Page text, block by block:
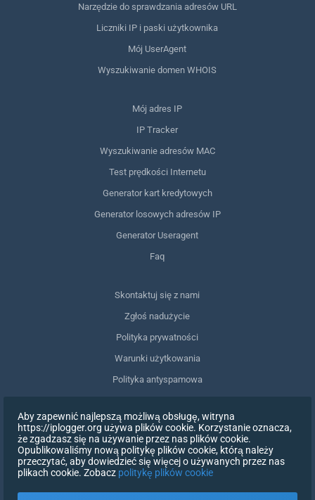
Narzędzie do sprawdzania adresów URL
Liczniki IP i paski użytkownika
Mój UserAgent
Wyszukiwanie domen WHOIS
Mój adres IP
IP Tracker
Wyszukiwanie adresów MAC
Test prędkości Internetu
Generator kart kredytowych
Generator losowych adresów IP
Generator Useragent
Faq
Skontaktuj się z nami
Zgłoś nadużycie
Polityka prywatności
Warunki użytkowania
Polityka antyspamowa
Usuń moje dane
Wycofanie zgody
Aby zapewnić najlepszą możliwą obsługę, witryna
https://iplogger.org używa plików cookie. Korzystanie oznacza,
że zgadzasz się na używanie przez nas plików cookie.
Opublikowaliśmy nową politykę plików cookie, którą należy
przeczytać, aby dowiedzieć się więcej o używanych przez nas
plikach cookie. Zobacz politykę plików cookie